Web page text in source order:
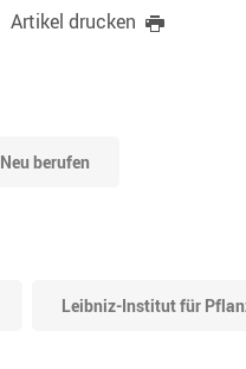
Artikel drucken
Neu berufen
Leibniz-Institut für